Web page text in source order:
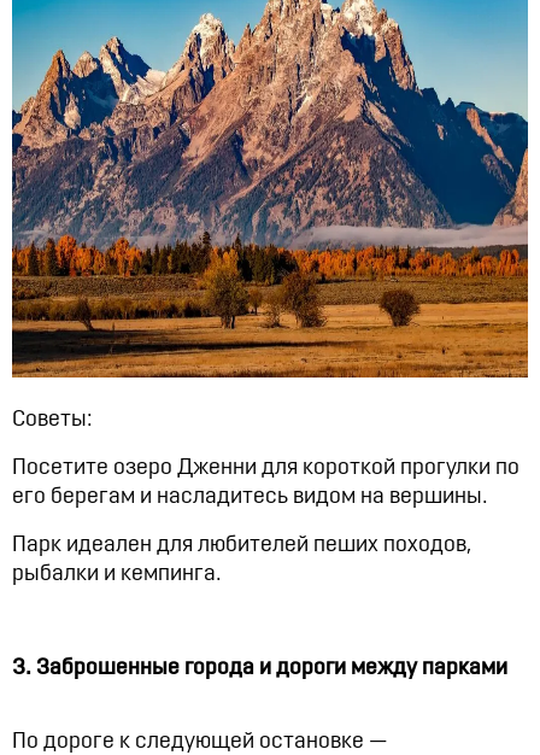
Советы:
Посетите озеро Дженни для короткой прогулки по
его берегам и насладитесь видом на вершины.
Парк идеален для любителей пеших походов,
рыбалки и кемпинга.
3. Заброшенные города и дороги между парками
По дороге к следующей остановке —